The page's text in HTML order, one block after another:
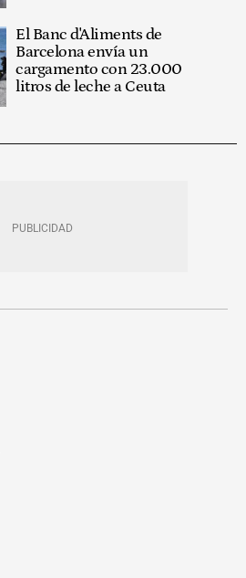
El Banc d'Aliments de
Barcelona envía un
cargamento con 23.000
litros de leche a Ceuta